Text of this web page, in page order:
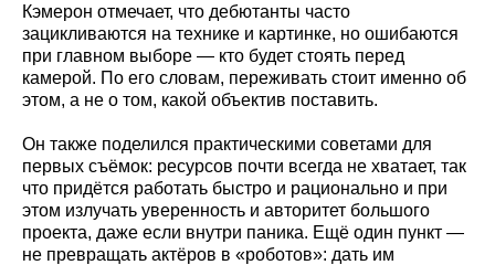
Кэмерон отмечает, что дебютанты часто
зацикливаются на технике и картинке, но ошибаются
при главном выборе — кто будет стоять перед
камерой. По его словам, переживать стоит именно об
этом, а не о том, какой объектив поставить.
Он также поделился практическими советами для
первых съёмок: ресурсов почти всегда не хватает, так
что придётся работать быстро и рационально и при
этом излучать уверенность и авторитет большого
проекта, даже если внутри паника. Ещё один пункт —
не превращать актёров в «роботов»: дать им